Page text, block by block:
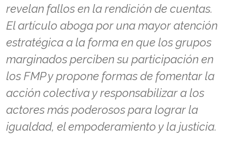
revelan fallos en la rendición de cuentas.
El artículo aboga por una mayor atención
estratégica a la forma en que los grupos
marginados perciben su participación en
los FMP y propone formas de fomentar la
acción colectiva y responsabilizar a los
actores más poderosos para lograr la
igualdad, el empoderamiento y la justicia.